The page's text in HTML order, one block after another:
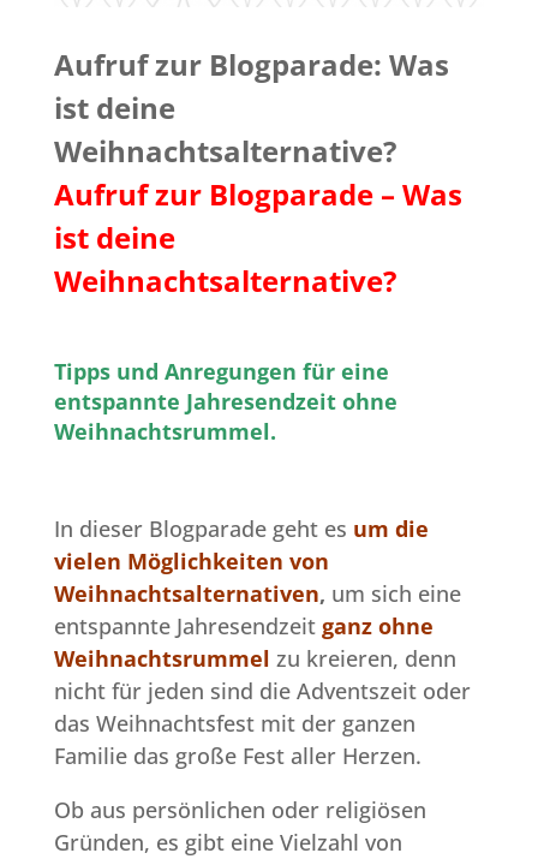
Aufruf zur Blogparade: Was
ist deine
Weihnachtsalternative?
Aufruf zur Blogparade – Was
ist deine
Weihnachtsalternative?
Tipps und Anregungen für eine
entspannte Jahresendzeit ohne
Weihnachtsrummel.
In dieser Blogparade geht es um die
vielen Möglichkeiten von
Weihnachtsalternativen, um sich eine
entspannte Jahresendzeitganz ohne
Weihnachtsrummel zu kreieren, denn
nicht für jeden sind die Adventszeit oder
das Weihnachtsfest mit der ganzen
Familie das große Fest aller Herzen.
Ob aus persönlichen oder religiösen
Gründen, es gibt eine Vielzahl von